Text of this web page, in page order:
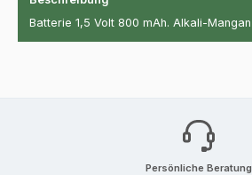
Batterie 1,5 Volt 800 mAh. Alkali-Mangan
Persönliche Beratung